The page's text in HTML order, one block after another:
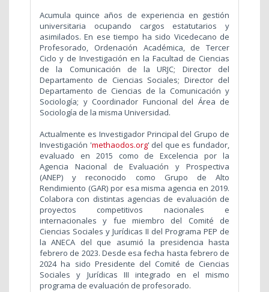
Acumula quince años de experiencia en gestión
universitaria ocupando cargos estatutarios y
asimilados. En ese tiempo ha sido Vicedecano de
Profesorado, Ordenación Académica, de Tercer
Ciclo y de Investigación en la Facultad de Ciencias
de la Comunicación de la URJC; Director del
Departamento de Ciencias Sociales; Director del
Departamento de Ciencias de la Comunicación y
Sociología; y Coordinador Funcional del Área de
Sociología de la misma Universidad.
Actualmente es Investigador Principal del Grupo de
Investigación 'methaodos.org' del que es fundador,
evaluado en 2015 como de Excelencia por la
Agencia Nacional de Evaluación y Prospectiva
(ANEP) y reconocido como Grupo de Alto
Rendimiento (GAR) por esa misma agencia en 2019.
Colabora con distintas agencias de evaluación de
proyectos competitivos nacionales e
internacionales y fue miembro del Comité de
Ciencias Sociales y Jurídicas II del Programa PEP de
la ANECA del que asumió la presidencia hasta
febrero de 2023. Desde esa fecha hasta febrero de
2024 ha sido Presidente del Comité de Ciencias
Sociales y Jurídicas III integrado en el mismo
programa de evaluación de profesorado.